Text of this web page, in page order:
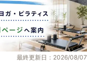
最終更新日：2026/08/07